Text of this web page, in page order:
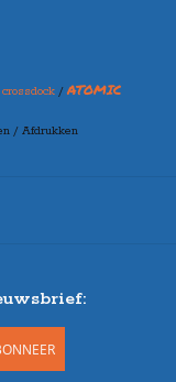
/ ATOMIC
/ Afdrukken